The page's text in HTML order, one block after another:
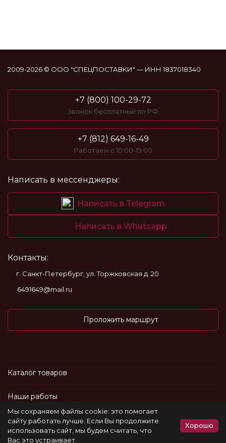
2009-2026 © ООО "СПЕЦПОСТАВКИ" — ИНН 1837018340
+7 (800) 100-29-72
Звонок бесплатный по РФ
+7 (812) 649-16-49
Работаем с 10:00-19:00
Написать в мессенджеры:
Написать в Telegram
Написать в Whatsapp
Контакты:
г. Санкт-Петербург, ул. Торжковская д. 20
6491649@mail.ru
Проложить маршрут
Каталог товаров
Наши работы
Информация
Мы сохраняем файлы cookie: это помогает
сайту работать лучше. Если Вы продолжите
использовать сайт, мы будем считать, что
Вас это устраивает.
Хорошо